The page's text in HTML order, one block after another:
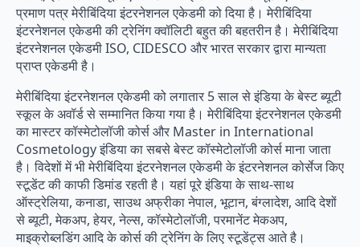
प्रमाण पत्र मेरीबिंदिया इंटरनेशनल एकेडमी को दिया है। मेरीबिंदिया
इंटरनेशनल एकेडमी की ट्रेनिंग क्वॉलिटी बहुत की बहतरीन है। मेरीबिंदिया
इंटरनेशनल एकेडमी ISO, CIDESCO और भारत सरकार द्वारा मान्यता
प्राप्त एकेडमी है।
मेरीबिंदिया इंटरनेशनल एकेडमी को लगातार 5 साल से इंडिया के बेस्ट ब्यूटी
स्कूल के अवॉर्ड से सम्मानित किया गया है। मेरीबिंदिया इंटरनेशनल एकेडमी
का मास्टर कॉस्मेटोलॉजी कोर्स और Master in International
Cosmetology इंडिया का सबसे बेस्ट कॉस्मेटोलॉजी कोर्स माना जाता
है। विदेशों में भी मेरीबिंदिया इंटरनेशनल एकेडमी के इंटरनेशनल कोर्सेज किए
स्टूडेंट की काफी डिमांड रहती है। यहां पूरे इंडिया के साथ-साथ
ऑस्ट्रेलिया, कनाडा, साउथ अफ्रीका नेपाल, भूटान, बंग्लादेश, आदि देशों
से ब्यूटी, मेकअप, हेयर, नेल्स, कॉस्मेटोलॉजी, परमानेंट मेकअप,
माइक्रोब्लडिंग आदि के कोर्स की ट्रेनिंग के लिए स्टूडेंट्स आते है।